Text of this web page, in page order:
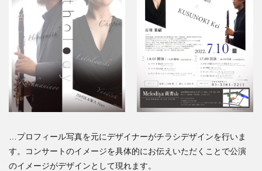
…プロフィール写真を元にデザイナーがチラシデザインを行いま
す。コンサートのイメージを具体的にお伝えいただくことで公演
のイメージがデザインとして現れます。